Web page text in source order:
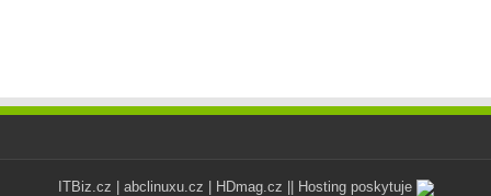
ITBiz.cz abclinuxu.cz HDmag.cz || Hosting poskytuje